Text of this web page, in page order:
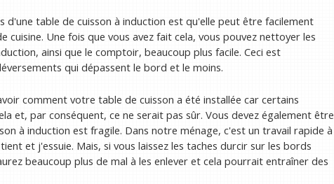
d'une table de cuisson à induction est qu'elle peut être facilement
cuisine. Une fois que vous avez fait cela, vous pouvez nettoyer les
ainsi que le comptoir, beaucoup plus facile. Ceci est
qui dépassent le bord et le moins.
comment votre table de cuisson a été installée car certains
et, par conséquent, ce ne serait pas sûr. Vous devez également être
à induction est fragile. Dans notre ménage, c'est un travail rapide à
et j'essuie. Mais, si vous laissez les taches durcir sur les bords
beaucoup plus de mal à les enlever et cela pourrait entraîner des